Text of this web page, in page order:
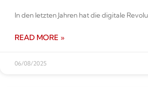
In den letzten Jahren hat die digitale
READ MORE »
06/08/2025